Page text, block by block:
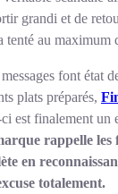
grandi et de
tenté au maximum
font état
plats préparés,
est finalement un
rappelle les
en
totalement.